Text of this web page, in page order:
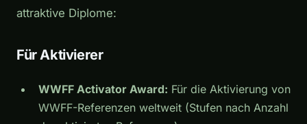
attraktive Diplome:
Für Aktivierer
WWFF Activator Award: Für die Aktivierung von
WWFF-Referenzen weltweit (Stufen nach Anzahl